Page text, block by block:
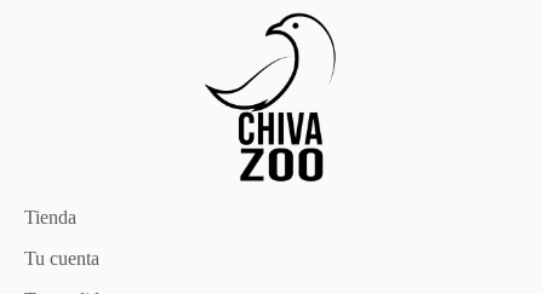
Tienda
Tu cuenta